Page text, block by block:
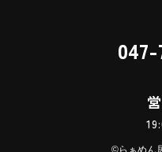
©らぁめん